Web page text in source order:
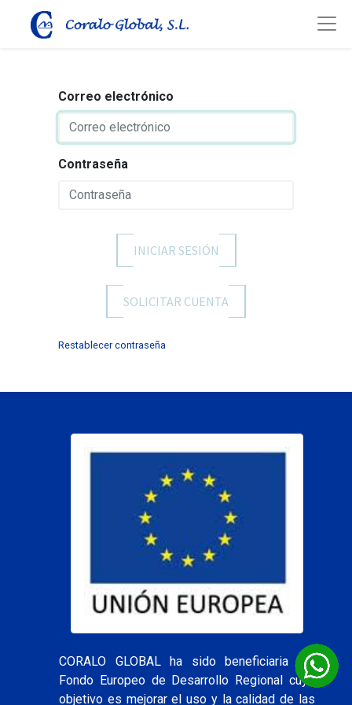
Correo electrónico
Contraseña
INICIAR SESIÓN
SOLICITAR CUENTA
Restablecer contraseña
CORALO GLOBAL ha sido beneficiaria del
Fondo Europeo de Desarrollo Regional cuyo
objetivo es mejorar el uso y la calidad de las